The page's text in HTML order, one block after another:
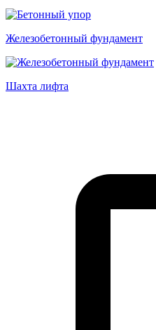
Железобетонный фундамент
Шахта лифта